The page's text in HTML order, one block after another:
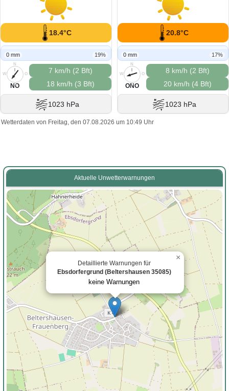
18.4°C
0 mm 19%
N
O
S
W
NO
7 km/h (2 Bft)
18 km/h (3 Bft)
1023 hPa
20.8°C
0 mm 17%
N
O
S
W
ONO
8 km/h (2 Bft)
20 km/h (4 Bft)
1023 hPa
Wetterdaten von Freitag, den 07.08.2026 um 10:49 Uhr
Aktuelle Unwetterwarnungen
Detaillierte Warnungen für
Ebsdorfergrund (Beltershausen 35085)
keine Warnungen
×